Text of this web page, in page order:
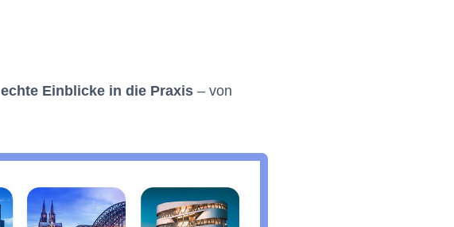
echte Einblicke in die Praxis – von